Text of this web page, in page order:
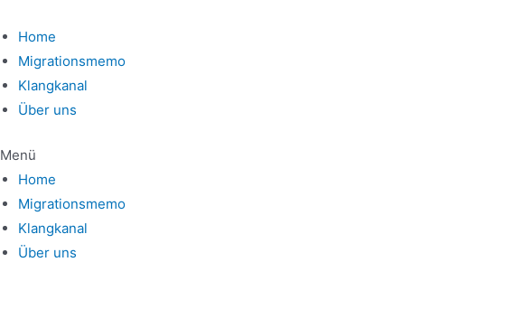
Home
Migrationsmemo
Klangkanal
Über uns
Menü
Home
Migrationsmemo
Klangkanal
Über uns